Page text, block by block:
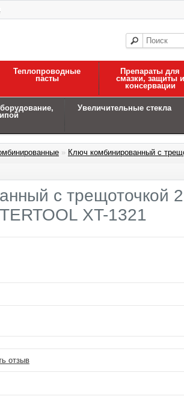
Теплопроводные
пасты
Препараты для
смазки, защиты и
консервации
Увеличительные стекла
» Ключ комбинированный с
с трещоточкой
XT-1321
отзыв